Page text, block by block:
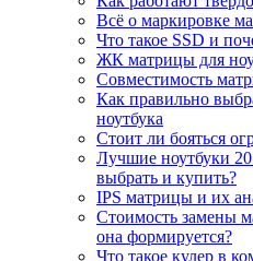
Всё о маркировке
Что такое SSD и
ЖК матрицы для
Совместимость
Как правильно
ноутбука
Стоит ли бояться
Лучшие ноутбуки
выбрать и купить?
IPS матрицы и их
Стоимость замены
она формируется?
Что такое кулер в